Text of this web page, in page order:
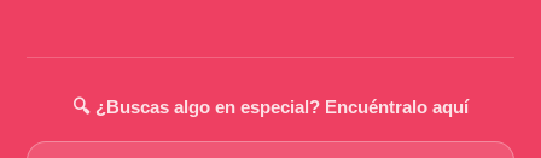
🔍 ¿Buscas algo en especial? Encuéntralo aquí